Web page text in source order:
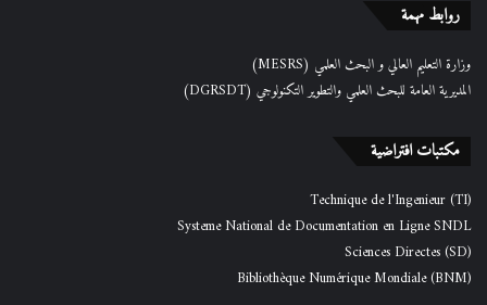
روابط مهمة
وزارة التعليم العالي و البحث العلمي (MESRS)
المديرية العامة للبحث العلمي والتطوير التكنولوجي (DGRSDT)
مكتبات افتراضية
Technique de l'Ingenieur (TI)
Systeme National de Documentation en Ligne SNDL
Sciences Directes (SD)
Bibliothèque Numérique Mondiale (BNM)